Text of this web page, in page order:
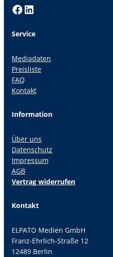
Facebook LinkedIn
Service
Mediadaten
Preisliste
FAQ
Kontakt
Information
Über uns
Datenschutz
Impressum
AGB
Vertrag widerrufen
Kontakt
ELPATO Medien GmbH
Franz-Ehrlich-Straße 12
12489 Berlin